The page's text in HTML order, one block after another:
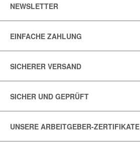
NEWSLETTER
EINFACHE ZAHLUNG
SICHERER VERSAND
SICHER UND GEPRÜFT
UNSERE ARBEITGEBER-ZERTIFIKATE